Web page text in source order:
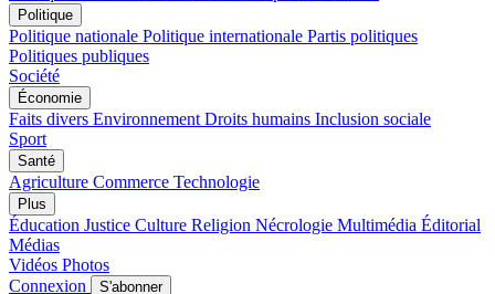
Politique
Politique nationale Politique internationale Partis politiques
Politiques publiques
Société
Économie
Faits divers Environnement Droits humains Inclusion sociale
Sport
Santé
Agriculture Commerce Technologie
Plus
Éducation Justice Culture Religion Nécrologie Multimédia Éditorial
Médias
Vidéos Photos
Connexion
S'abonner